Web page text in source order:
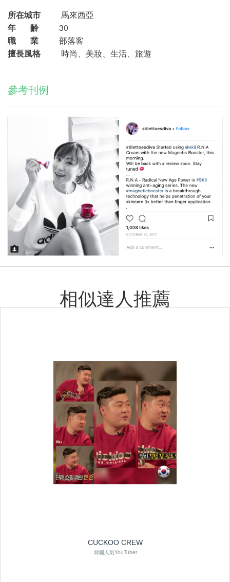
所在城市 馬來西亞
年 齡30
職 業 部落客
擅長風格 時尚、美妝、生活、旅遊
參考刊例
相似達人推薦
CUCKOO CREW
韓國人氣YouTuber